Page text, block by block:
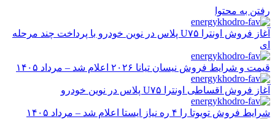
رفتن به محتوا
آغاز فروش اونترا U۷۵ پلاس در نوین خودرو با پرداخت چند مرحله
ای
قیمت و شرایط فروش نیسان تیانا ۲۰۲۶ اعلام شد – مرداد ۱۴۰۵
آغاز فروش اقساطی اونترا U۷۵ پلاس در نوین خودرو
شرایط فروش تویوتا را ۴ ره نیاز ایستا اعلام شد – مرداد ۱۴۰۵